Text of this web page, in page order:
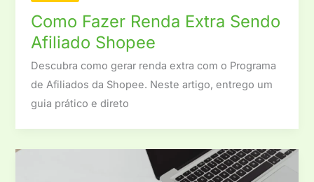
Como Fazer Renda Extra Sendo
Afiliado Shopee
Descubra como gerar renda extra com o Programa
de Afiliados da Shopee. Neste artigo, entrego um
guia prático e direto